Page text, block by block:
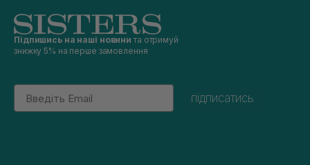
Підпишись на наші новини та отримуй
знижку 5% на перше замовлення
Email
підписатись